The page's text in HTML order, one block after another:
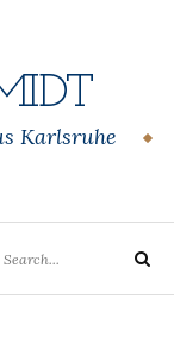
Karlsruhe
Search